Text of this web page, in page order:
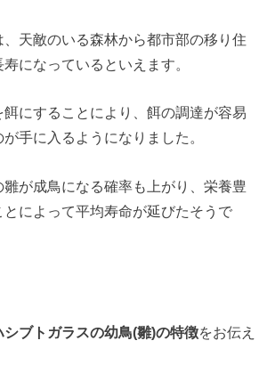
天敵のいる森林から都市部の移り住
になっているといえます。
餌にすることにより、餌の調達が容易
手に入るようになりました。
が成鳥になる確率も上がり、栄養豊
によって平均寿命が延びたそうで
シブトガラスの幼鳥(雛)の特徴をお伝え